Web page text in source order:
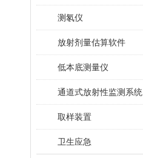
测氡仪
放射剂量估算软件
低本底测量仪
通道式放射性监测系统
取样装置
卫生应急